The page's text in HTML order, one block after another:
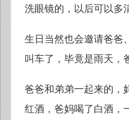
洗眼镜的，以后可以多
生日当然也会邀请爸爸
叫车了，毕竟是雨天，
爸爸和弟弟一起来的，
红酒，爸妈喝了白酒，